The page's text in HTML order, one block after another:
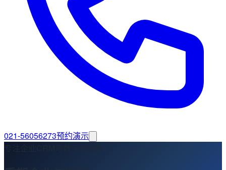
021-56056273预约演示